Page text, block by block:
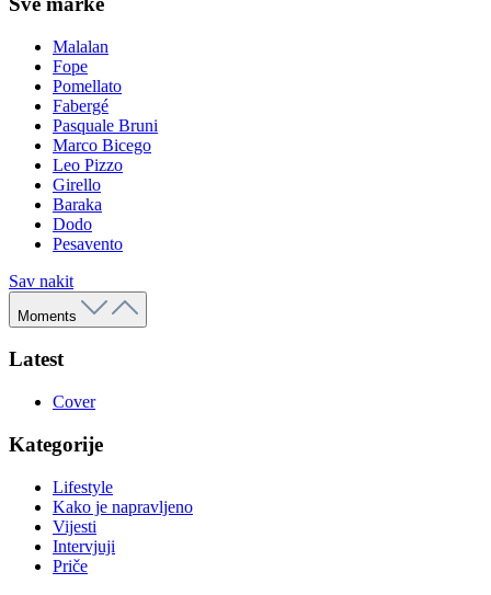
Malalan
Fope
Pomellato
Fabergé
Pasquale Bruni
Marco Bicego
Leo Pizzo
Girello
Baraka
Dodo
Pesavento
Sav nakit
Moments
Latest
Cover
Kategorije
Lifestyle
Kako je napravljeno
Vijesti
Intervjuji
Priče